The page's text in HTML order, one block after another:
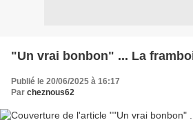
"Un vrai bonbon" ... La
Publié le 20/06/2025 à 16:17
Par cheznous62